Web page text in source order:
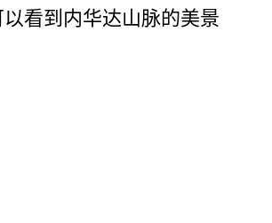
看到内华达山脉的美景